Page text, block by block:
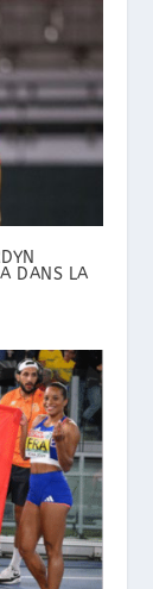
DANS LA